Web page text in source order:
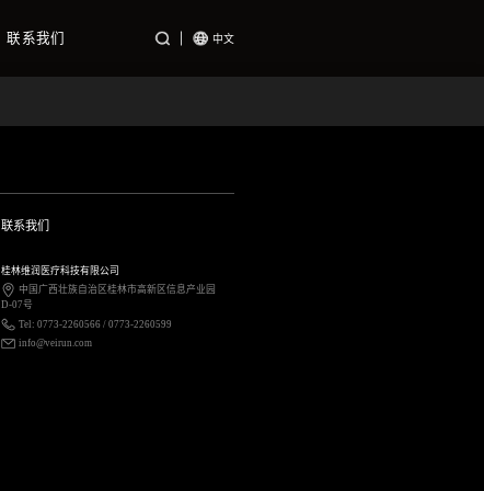
联系我们 中文
联系我们
桂林维润医疗科技有限公司
中国广西壮族自治区桂林市高新区信息产业园
D-07号
Tel: 0773-2260566 / 0773-2260599
info@veirun.com